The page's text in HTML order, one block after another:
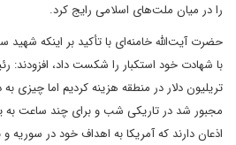
را در میان ملت‌های اسلامی رایج کرد.
حضرت آیت‌الله خامنه‌ای با تأکید بر اینکه
تریلیون دلار در منطقه هزینه کردیم اما چیزی
مجبور شد در تاریکی شب و برای چند ساعت به
اذعان دارند که آمریکا به اهداف خود در سوریه